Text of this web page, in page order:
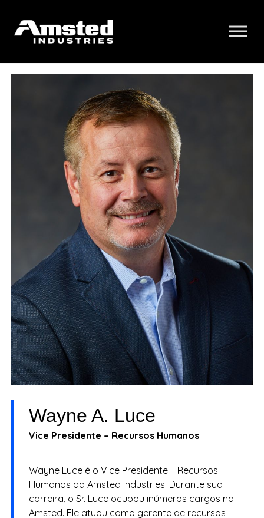
Wayne A. Luce
Vice Presidente – Recursos Humanos
Wayne Luce é o Vice Presidente – Recursos
Humanos da Amsted Industries. Durante sua
carreira, o Sr. Luce ocupou inúmeros cargos na
Amsted. Ele atuou como gerente de recursos